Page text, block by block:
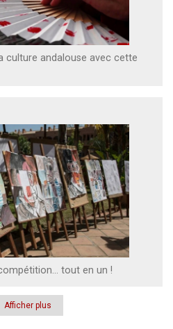
culture andalouse avec cette
tout en un !
Afficher plus